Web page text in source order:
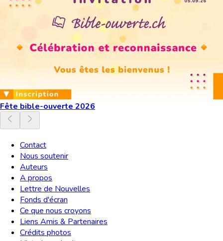
Fête bible-ouverte 2026
Contact
Nous soutenir
Auteurs
A propos
Lettre de Nouvelles
Fonds d'écran
Ce que nous croyons
Liens Amis & Partenaires
Crédits photos